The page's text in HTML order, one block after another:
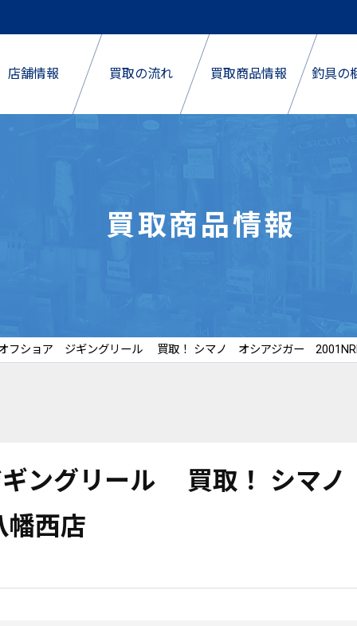
店舗情報 買取の流れ 買取商品情報 釣具の
買取商品情報
フショア ジギングリール 買取！ シマノ オシアジガー
ングリール 買取！ シマ
西店